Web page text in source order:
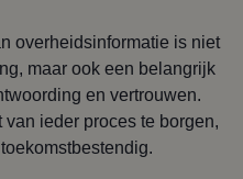
overheidsinformatie is niet
maar ook een belangrijk
en vertrouwen.
ieder proces te borgen,